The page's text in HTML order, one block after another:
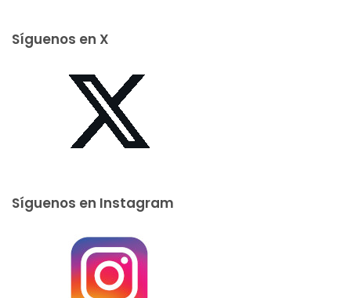
Síguenos en X
Síguenos en Instagram